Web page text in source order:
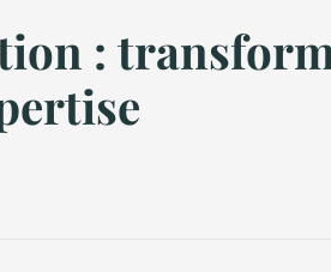
: